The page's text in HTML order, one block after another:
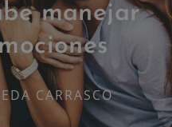
manejar
CARRASCO